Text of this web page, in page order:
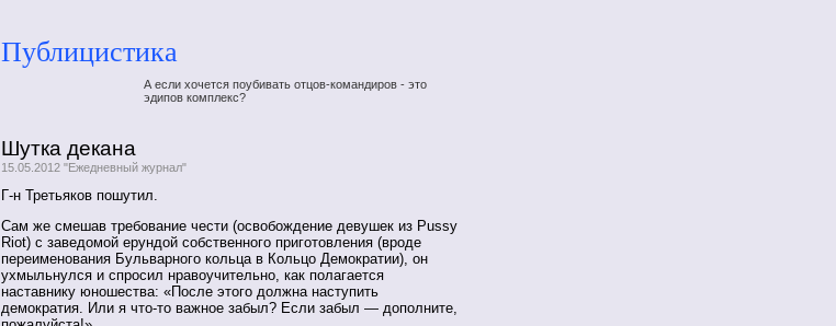
Публицистика
А если хочется поубивать отцов-командиров - это
эдипов комплекс?
Шутка декана
15.05.2012 "Ежедневный журнал"
Г-н Третьяков пошутил.
Сам же смешав требование чести (освобождение девушек из Pussy
Riot) с заведомой ерундой собственного приготовления (вроде
переименования Бульварного кольца в Кольцо Демократии), он
ухмыльнулся и спросил нравоучительно, как полагается
наставнику юношества: «После этого должна наступить
демократия. Или я что-то важное забыл? Если забыл — дополните,